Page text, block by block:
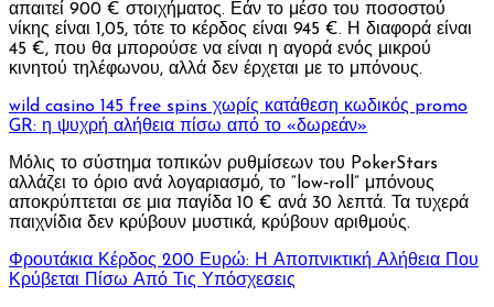
απαιτεί 900 € στοιχήματος. Εάν το μέσο του ποσοστού
νίκης είναι 1,05, τότε το κέρδος είναι 945 €. Η διαφορά είναι
45 €, που θα μπορούσε να είναι η αγορά ενός μικρού
κινητού τηλέφωνου, αλλά δεν έρχεται με το μπόνους.
wild casino 145 free spins χωρίς κατάθεση κωδικός promo
GR: η ψυχρή αλήθεια πίσω από το «δωρεάν»
Μόλις το σύστημα τοπικών ρυθμίσεων του PokerStars
αλλάζει το όριο ανά λογαριασμό, το “low‑roll” μπόνους
αποκρύπτεται σε μια παγίδα 10 € ανά 30 λεπτά. Τα τυχερά
παιχνίδια δεν κρύβουν μυστικά, κρύβουν αριθμούς.
Φρουτάκια Κέρδος 200 Ευρώ: Η Αποπνικτική Αλήθεια Που
Κρύβεται Πίσω Από Τις Υπόσχεσεις